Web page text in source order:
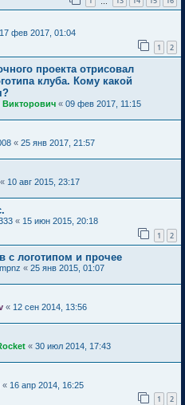
17 фев 2017, 01:04
1 2
проекта отрисовал
клуба. Кому какой
Викторович « 09 фев 2017, 11:15
« 25 янв 2017, 21:57
« 10 авг 2015, 23:17
« 15 июн 2015, 20:18
1 2
с логотипом и прочее
« 25 янв 2015, 01:07
« 12 сен 2014, 13:56
« 30 июл 2014, 17:43
« 16 апр 2014, 16:25
1 2